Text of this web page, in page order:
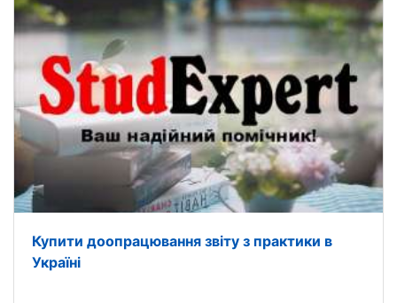
Купити доопрацювання звіту з практики в
Україні